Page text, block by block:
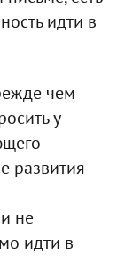
идти в
чем
у
развития
не
идти в